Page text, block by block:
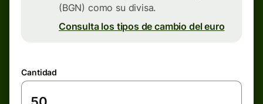
(BGN) como su divisa.
Consulta los tipos de cambio del euro
Cantidad